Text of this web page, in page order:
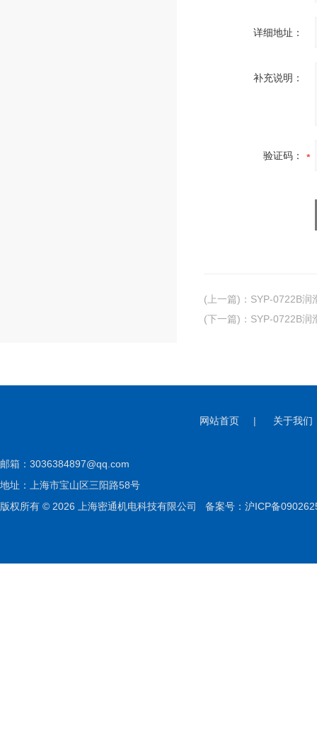
详细地址：
补充说明：
验证码：
(上一篇) ： SYP-0722B润
(下一篇) ： SYP-0722B润
网站首页 | 关于我们
邮箱： 3036384897@qq.com
地址：上海市宝山区三阳路58号
版权所有 © 2026 上海密通机电科技有限公司 备案号：沪ICP备